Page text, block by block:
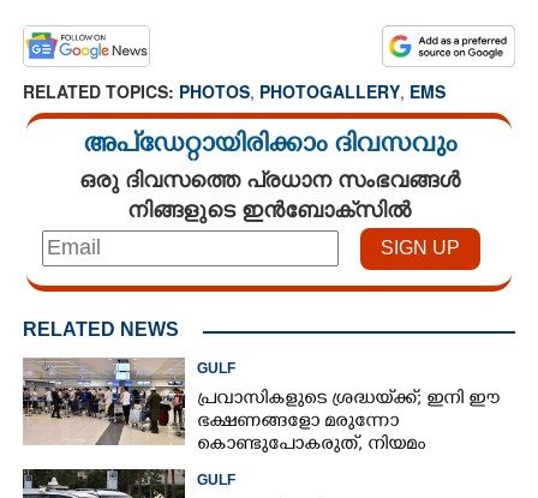
RELATED TOPICS: PHOTOS, PHOTOGALLERY, EMS
അപ്ഡേറ്റായിരിക്കാം ദിവസവും
ഒരു ദിവസത്തെ പ്രധാന സംഭവങ്ങൾ
നിങ്ങളുടെ ഇൻബോക്സിൽ
RELATED NEWS
GULF
പ്രവാസികളുടെ ശ്രദ്ധയ്‌ക്ക്; ഇനി ഈ
ഭക്ഷണങ്ങളോ മരുന്നോ
കൊണ്ടുപോകരുത്, നിയമം
GULF